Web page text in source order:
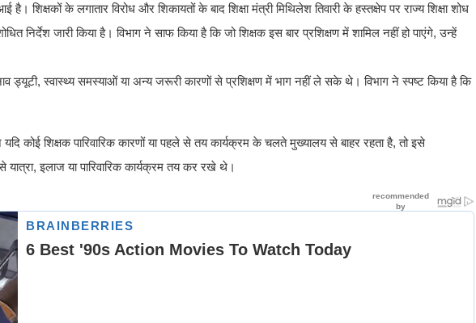
शिक्षकों के लगातार विरोध और शिकायतों के बाद शिक्षा मंत्री मिथिलेश तिवारी के हस्तक्षेप पर राज्य शिक्षा शोध
निर्देश जारी किया है। विभाग ने साफ किया है कि जो शिक्षक इस बार प्रशिक्षण में शामिल नहीं हो पाएंगे, उन्हें
ड्यूटी, स्वास्थ्य समस्याओं या अन्य जरूरी कारणों से प्रशिक्षण में भाग नहीं ले सके थे। विभाग ने स्पष्ट किया है कि
कोई शिक्षक पारिवारिक कारणों या पहले से तय कार्यक्रम के चलते मुख्यालय से बाहर रहता है, तो इसे
यात्रा, इलाज या पारिवारिक कार्यक्रम तय कर रखे थे।